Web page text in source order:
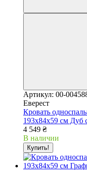
Артикул: 00-
Еверест
Кровать
193х84х59 см Дуб
4 549 ₴
В наличии
Купить!